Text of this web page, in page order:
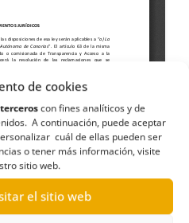
de cookies
con fines analíticos y de
A continuación, puede aceptar
cuál de ellas pueden ser
o tener más información, visite
sitio web.
el sitio web
autorización
y licencias,Cargos